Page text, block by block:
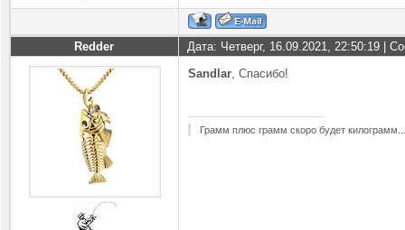
Redder Дата: Четверг, 16.09.2021, 22:50:19 |
Sandlar, Спасибо!
Грамм плюс грамм скоро будет килограмм...